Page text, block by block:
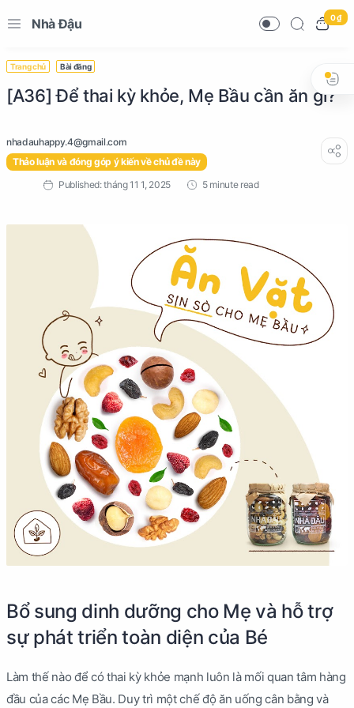
Nhà Đậu 0 ₫
Trang chủ Bài đăng
[A36] Để thai kỳ khỏe, Mẹ Bầu cần ăn gì?
Thảo luận và đóng góp ý kiến về chủ đề này
5 minute read
Bổ sung dinh dưỡng cho Mẹ và hỗ trợ
sự phát triển toàn diện của Bé
Làm thế nào để có thai kỳ khỏe mạnh luôn là mối quan tâm hàng
đầu của các Mẹ Bầu. Duy trì một chế độ ăn uống cân bằng và